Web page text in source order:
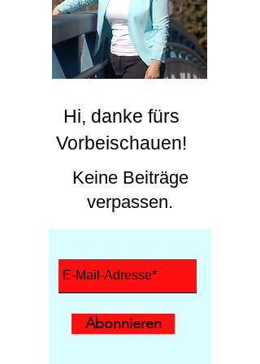
Hi, danke fürs
Vorbeischauen!
Keine Beiträge
verpassen.
Abonnieren